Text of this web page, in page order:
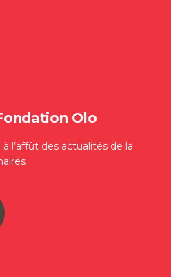
Olo
l’affût des actualités de la